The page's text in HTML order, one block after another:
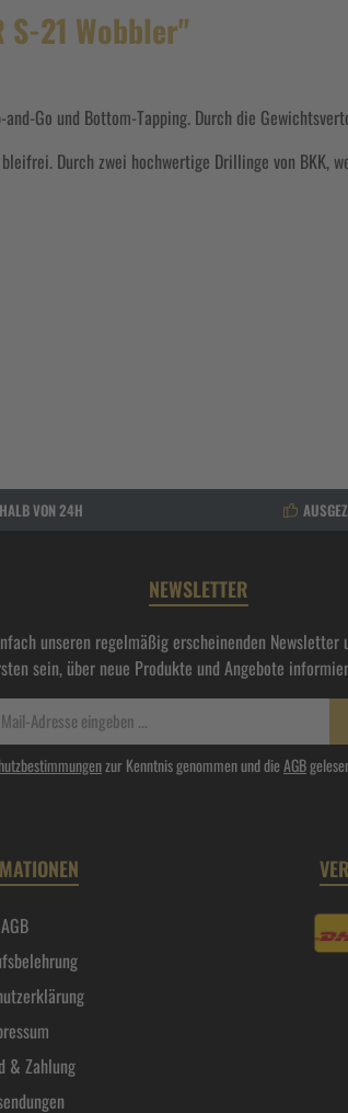
S-21 Wobbler"
Go und Bottom-Tapping. Durch die
Durch zwei hochwertige Drillinge von BKK,
VON 24H
NEWSLETTER
unseren regelmäßig erscheinenden Newsletter
sein, über neue Produkte und Angebote
Adresse*
zur Kenntnis genommen und dieAGB
AGB
& Zahlung